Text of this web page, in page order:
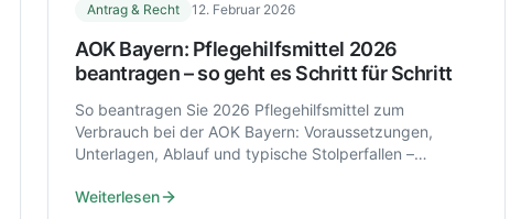
Antrag & Recht 12. Februar 2026
AOK Bayern: Pflegehilfsmittel 2026
beantragen – so geht es Schritt für Schritt
So beantragen Sie 2026 Pflegehilfsmittel zum
Verbrauch bei der AOK Bayern: Voraussetzungen,
Unterlagen, Ablauf und typische Stolperfallen –
Weiterlesen